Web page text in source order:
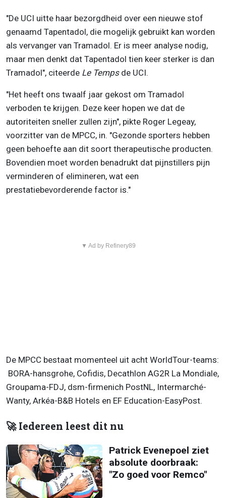
"De UCI uitte haar bezorgdheid over een nieuwe stof
genaamd Tapentadol, die mogelijk gebruikt kan worden
als vervanger van Tramadol. Er is meer analyse nodig,
maar men denkt dat Tapentadol tien keer sterker is dan
Tramadol", citeerde Le Temps de UCI.
"Het heeft ons twaalf jaar gekost om Tramadol
verboden te krijgen. Deze keer hopen we dat de
autoriteiten sneller zullen zijn", pikte Roger Legeay,
voorzitter van de MPCC, in. "Gezonde sporters hebben
geen behoefte aan dit soort therapeutische producten.
Bovendien moet worden benadrukt dat pijnstillers pijn
verminderen of elimineren, wat een
prestatiebevorderende factor is."
▼ Ad by Refinery89
De MPCC bestaat momenteel uit acht WorldTour-teams:
BORA-hansgrohe, Cofidis, Decathlon AG2R La Mondiale,
Groupama-FDJ, dsm-firmenich PostNL, Intermarché-
Wanty, Arkéa-B&B Hotels en EF Education-EasyPost.
🚀 Iedereen leest dit nu
Patrick Evenepoel ziet
absolute doorbraak:
"Zo goed voor Remco"